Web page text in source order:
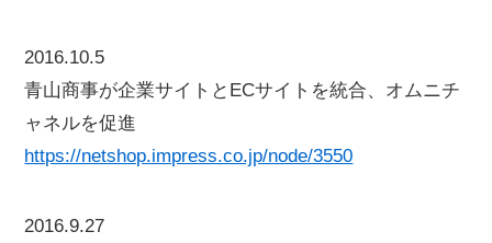
2016.10.5
青山商事が企業サイトとECサイトを統合、オムニチ
ャネルを促進
https://netshop.impress.co.jp/node/3550
2016.9.27